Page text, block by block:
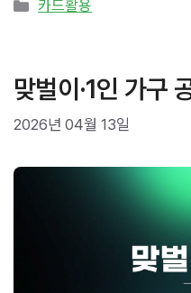
카드활용
맞벌이·1인 가구
2026년 04월 13일